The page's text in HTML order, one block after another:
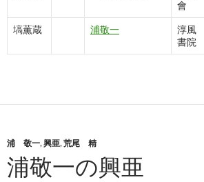
會
塙薫蔵 浦敬一
淳風
書院
浦 敬一,興亜,荒尾 精
浦敬一の興亜